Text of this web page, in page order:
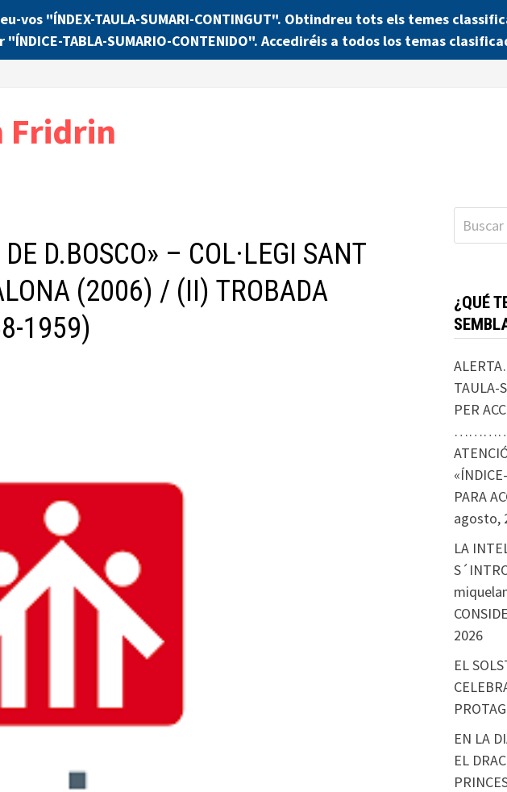
vos "ÍNDEX-TAULA-SUMARI-CONTINGUT". Obtindreu tots els temes
"ÍNDICE-TABLA-SUMARIO-CONTENIDO". Accediréis a todos los temas
Fridrin
D.BOSCO» – COL·LEGI SANT
(2006) / (II) TROBADA
1959)
Buscar:
¿QUÉ
TAULA-
PER
PARA
agosto,
LA
2026
EL
EN LA
EL